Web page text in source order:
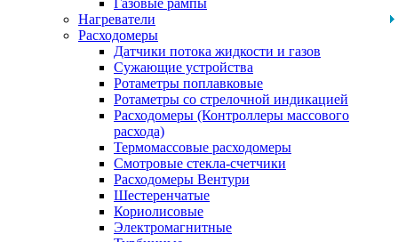
Газовые рампы
Нагреватели
Расходомеры
Датчики потока жидкости и газов
Сужающие устройства
Ротаметры поплавковые
Ротаметры со стрелочной индикацией
Расходомеры (Контроллеры массового
расхода)
Термомассовые расходомеры
Смотровые стекла-счетчики
Расходомеры Вентури
Шестеренчатые
Кориолисовые
Электромагнитные